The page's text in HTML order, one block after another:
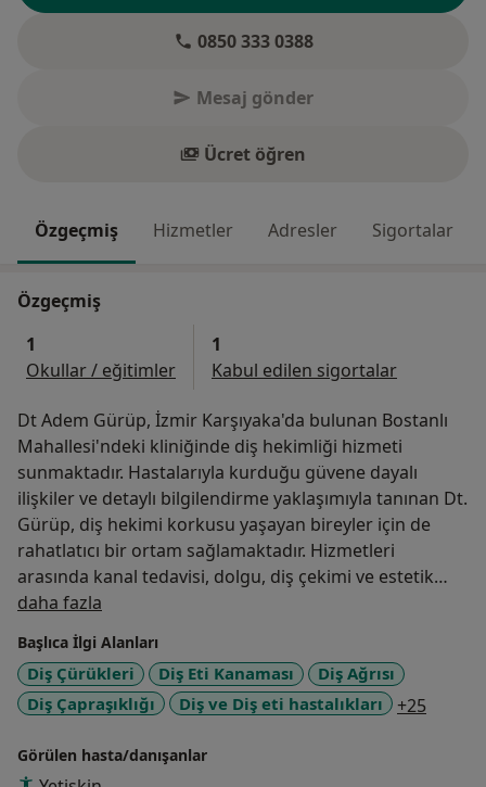
0850 333 0388
Mesaj gönder
Ücret öğren
Özgeçmiş Hizmetler Adresler Sigortalar
Özgeçmiş
1
Okullar / eğitimler
1
Kabul edilen sigortalar
Dt Adem Gürüp, İzmir Karşıyaka'da bulunan Bostanlı
Mahallesi'ndeki kliniğinde diş hekimliği hizmeti
sunmaktadır. Hastalarıyla kurduğu güvene dayalı
ilişkiler ve detaylı bilgilendirme yaklaşımıyla tanınan Dt.
Gürüp, diş hekimi korkusu yaşayan bireyler için de
rahatlatıcı bir ortam sağlamaktadır. Hizmetleri
arasında kanal tedavisi, dolgu, diş çekimi ve estetik
uygulamalar yer almakta olup, hastalarından aldığı
olumlu geri bildirimler, mesleki yetkinliğini ve hasta
memnuniyetini ön plana çıkarmaktadır
daha fazla
Başlıca İlgi Alanları
Diş Çürükleri Diş Eti Kanaması
Diş Ağrısı
Diş Çapraşıklığı
Diş ve Diş eti hastalıkları +25
Görülen hasta/danışanlar